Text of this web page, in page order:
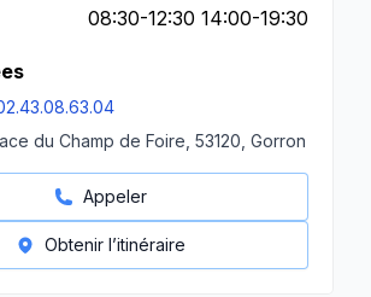
08:30-12:30 14:00-19:30
du Champ de Foire, 53120, Gorron
Appeler
Obtenir l’itinéraire